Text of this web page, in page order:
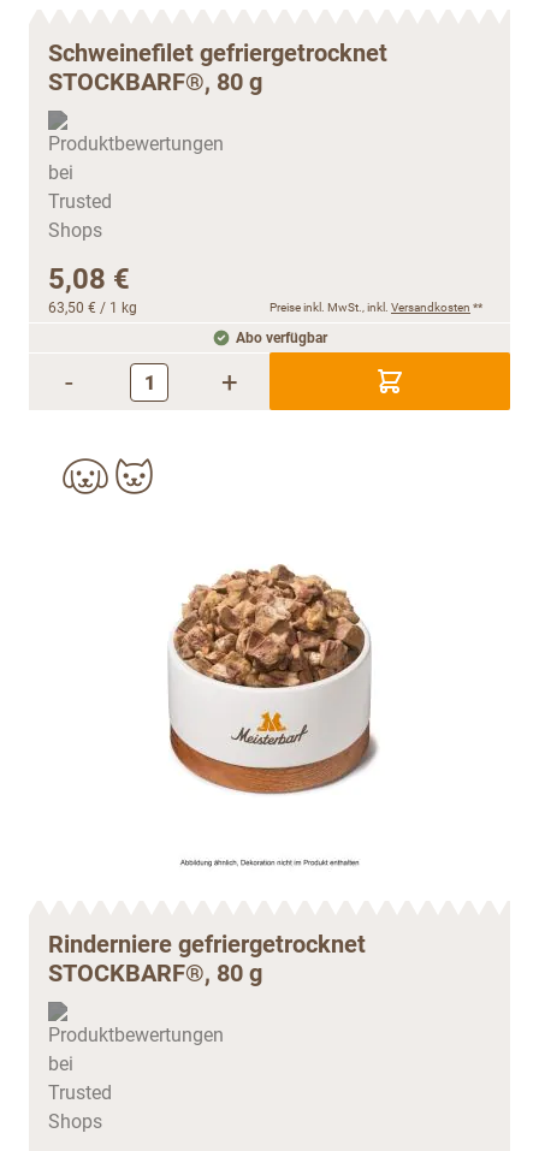
Schweinefilet gefriergetrocknet
STOCKBARF®, 80 g
5,08 €
63,50 € / 1 kg Preise inkl. MwSt., inkl. Versandkosten **
Abo verfügbar
- +
Rinderniere gefriergetrocknet
STOCKBARF®, 80 g